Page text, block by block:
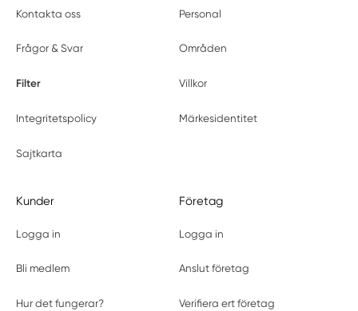
Kontakta oss Personal
Frågor & Svar Områden
Filter Villkor
Integritetspolicy Märkesidentitet
Sajtkarta
Kunder
Logga in
Bli medlem
Hur det fungerar?
Företag
Logga in
Anslut företag
Verifiera ert företag